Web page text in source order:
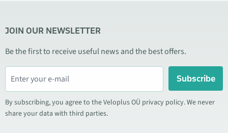
JOIN OUR NEWSLETTER
Be the first to receive useful news and the best offers.
Subscribe
By subscribing, you agree to the Veloplus OÜ privacy policy. We never
share your data with third parties.